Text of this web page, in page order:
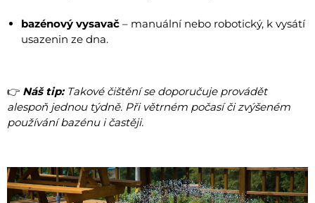
bazénový vysavač – manuální nebo robotický, k vysátí
usazenin ze dna.
👉 Náš tip: Takové čištění se doporučuje provádět
alespoň jednou týdně. Při větrném počasí či zvýšeném
používání bazénu i častěji.